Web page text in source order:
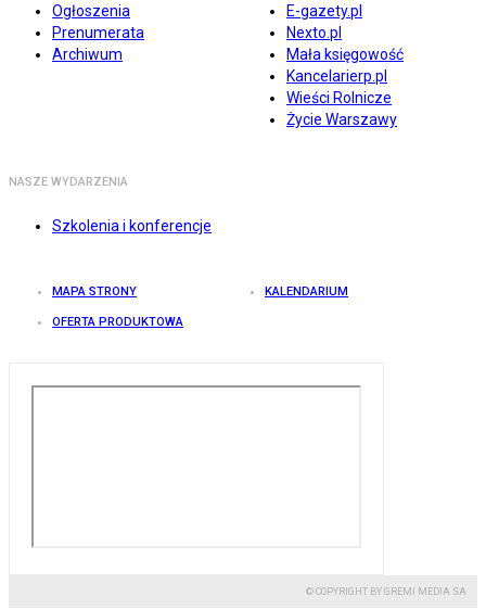
Ogłoszenia
Prenumerata
Archiwum
E-gazety.pl
Nexto.pl
Mała księgowość
Kancelarierp.pl
Wieści Rolnicze
Życie Warszawy
NASZE WYDARZENIA
Szkolenia i konferencje
MAPA STRONY KALENDARIUM
OFERTA PRODUKTOWA
© COPYRIGHT BY GREMI MEDIA SA